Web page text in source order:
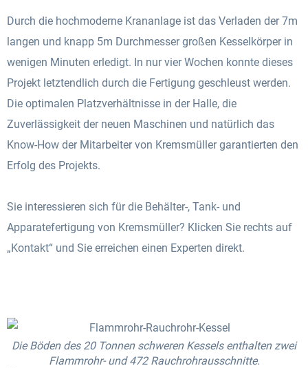
Durch die hochmoderne Krananlage ist das Verladen der 7m
langen und knapp 5m Durchmesser großen Kesselkörper in
wenigen Minuten erledigt. In nur vier Wochen konnte dieses
Projekt letztendlich durch die Fertigung geschleust werden.
Die optimalen Platzverhältnisse in der Halle, die
Zuverlässigkeit der neuen Maschinen und natürlich das
Know-How der Mitarbeiter von Kremsmüller garantierten den
Erfolg des Projekts.
Sie interessieren sich für die Behälter-, Tank- und
Apparatefertigung von Kremsmüller? Klicken Sie rechts auf
„Kontakt“ und Sie erreichen einen Experten direkt.
Die Böden des 20 Tonnen schweren Kessels enthalten zwei
Flammrohr- und 472 Rauchrohrausschnitte.